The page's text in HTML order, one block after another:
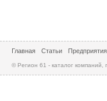
Главная Статьи Предприятия
© Регион 61 - каталог компаний,